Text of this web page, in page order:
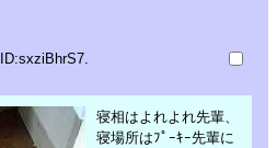
ID:sxziBhrS7.
寝相はよれよれ先輩、
寝場所はﾌﾟｰｷｰ先輩に